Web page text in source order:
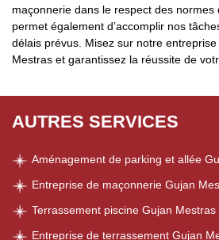
maçonnerie dans le respect des normes
permet également d’accomplir nos
délais prévus. Misez sur notre
Mestras et garantissez la réussite de
AUTRES SERVICES
Aménagement de parking et allée
Entreprise de maçonnerie Gujan
Terrassement piscine Gujan Mestras
Entreprise de terrassement Gujan